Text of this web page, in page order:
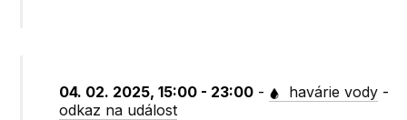
04. 02. 2025, 15:00 - 23:00 - havárie vody -
odkaz na událost